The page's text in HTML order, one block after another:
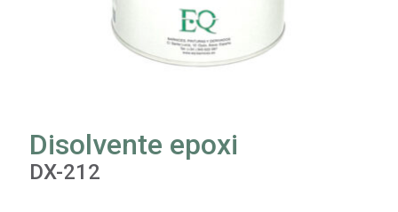
Disolvente epoxi
DX-212